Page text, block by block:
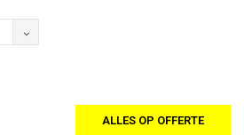
ALLES OP OFFERTE